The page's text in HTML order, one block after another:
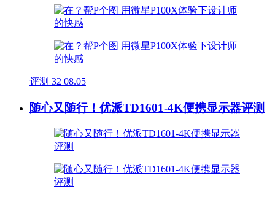
评测 32 08.05
随心又随行！优派TD1601-4K便携显示器评测